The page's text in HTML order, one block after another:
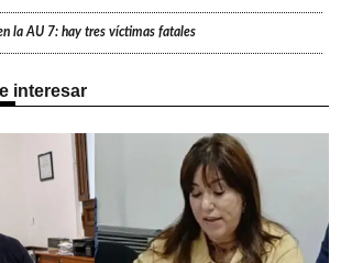
la AU 7: hay tres víctimas fatales
interesar